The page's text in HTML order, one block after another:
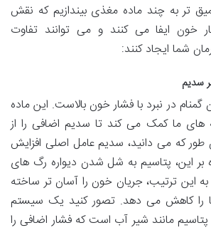
تر به چند ماده مغذی بیندازیم که نقش
خون ایفا می کنند و می توانند تفاوت
شما ایجاد کنند:
سدیم
گمنام در نبرد با فشار خون بالاست. این ماده
های ما کمک می کند تا سدیم اضافی را از
طور که می دانید، سدیم عامل اصلی افزایش
این، پتاسیم به شل شدن دیواره رگ های
این ترتیب، جریان خون را آسان تر ساخته
را کاهش می دهد. تصور کنید یک سیستم
پتاسیم مانند شیر آب است که فشار اضافی را